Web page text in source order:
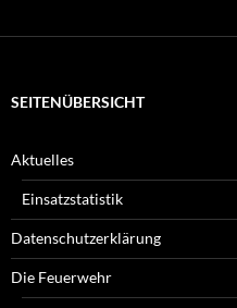
SEITENÜBERSICHT
Aktuelles
Einsatzstatistik
Datenschutzerklärung
Die Feuerwehr